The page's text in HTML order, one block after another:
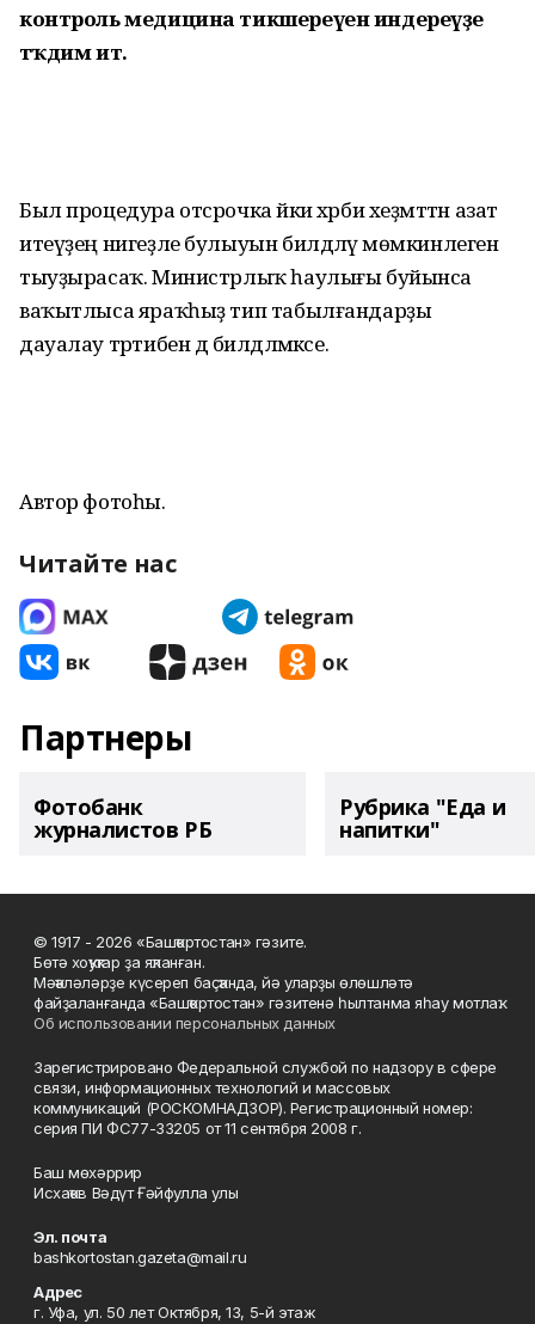
контроль медицина тикшереүен индереүҙе
тәҡдим итә.
Был процедура отсрочка йәки хәрби хеҙмәттән азат
итеүҙең нигеҙле булыуын билдәләү мөмкинлеген
тыуҙырасаҡ. Министрлыҡ һаулығы буйынса
ваҡытлыса яраҡһыҙ тип табылғандарҙы
дауалау тәртибен дә билдәләмәксе.
Автор фотоһы.
Читайте нас
Партнеры
Фотобанк
журналистов РБ
Рубрика "Еда и
напитки"
© 1917 - 2026 «Башҡортостан» гәзите.
Бөтә хоҡуҡтар ҙа яҡланған.
Мәҡәләләрҙе күсереп баҫҡанда, йә уларҙы өлөшләтә
файҙаланғанда «Башҡортостан» гәзитенә һылтанма яһау мотлаҡ.
Об использовании персональных данных
Зарегистрировано Федеральной службой по надзору в сфере
связи, информационных технологий и массовых
коммуникаций (РОСКОМНАДЗОР). Регистрационный номер:
серия ПИ ФС77-33205 от 11 сентября 2008 г.
Баш мөхәррир
Исхаҡов Вәдүт Ғәйфулла улы
Эл. почта
bashkortostan.gazeta@mail.ru
Адрес
г. Уфа, ул. 50 лет Октября, 13, 5-й этаж